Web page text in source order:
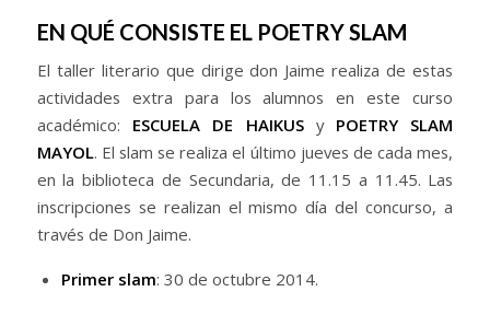
EN QUÉ CONSISTE EL POETRY SLAM
El taller literario que dirige don Jaime realiza de estas
actividades extra para los alumnos en este curso
académico: ESCUELA DE HAIKUSy POETRY SLAM
MAYOL. El slam se realiza el último jueves de cada mes,
en la biblioteca de Secundaria, de 11.15 a 11.45. Las
inscripciones se realizan el mismo día del concurso, a
través de Don Jaime.
Primer slam: 30 de octubre 2014.